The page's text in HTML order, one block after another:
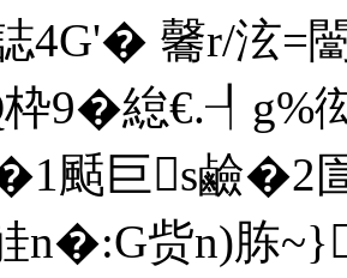
4G'� 毊r/泫=
9�緿
颳巨s鹼�2
赀n)胨